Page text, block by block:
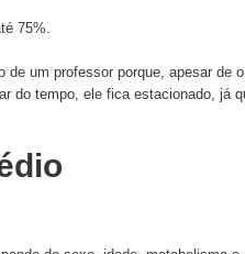
75%.
de um professor porque, apesar de
do tempo, ele fica estacionado, já